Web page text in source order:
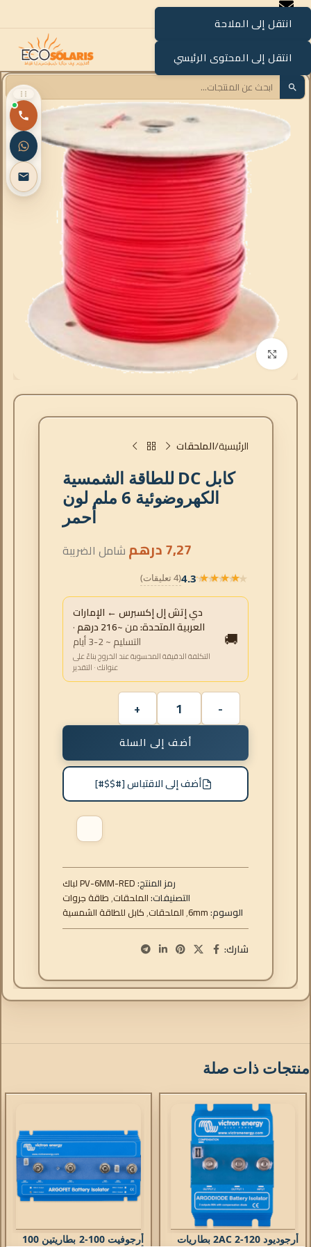
انتقل إلى الملاحة
انتقل إلى المحتوى الرئيسي
انقر للتكبير
الرئيسية الملحقات
كابل DC للطاقة الشمسية
الكهروضوئية 6 ملم لون
أحمر
7,27درهم شامل الضريبة
★★★★★
★★★★★
4.3(4 تعليقات)
🚚
دي إتش إل إكسبرس ← الإمارات
العربية المتحدة:من~216 درهم
·
التسليم ~ 2-3 أيام
التكلفة الدقيقة المحسوبة عند الخروج بناءً على
عنوانك · التقدير
أضف إلى السلة
أضف إلى الاقتباس [#$$#]
رمز المنتج:كابل PV-6MM-RED
التصنيفات:الملحقات,طاقة جروات
الوسوم:6mm
,الملحقات,كابل للطاقة الشمسية
شارك:
منتجات ذات صلة
أرجوديود 120-2AC 2 بطاريات
أرجوفيت 100-2 بطاريتين 100